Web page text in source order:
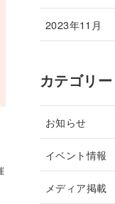
2023年11月
カテゴリー
お知らせ
イベント情報
メディア掲載